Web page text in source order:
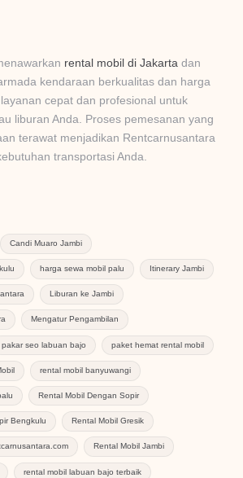
rental mobil di Jakarta dan
kendaraan berkualitas dan harga
cepat dan profesional untuk
liburan Anda. Proses pemesanan yang
terawat menjadikan Rentcarnusantara
transportasi Anda.
Candi Muaro Jambi
harga sewa mobil palu Itinerary Jambi
Liburan ke Jambi
Mengatur Pengambilan
pakar seo labuan bajo paket hemat rental mobil
rental mobil banyuwangi
Rental Mobil Dengan Sopir
Bengkulu Rental Mobil Gresik
Rental Mobil Jambi
rental mobil labuan bajo terbaik